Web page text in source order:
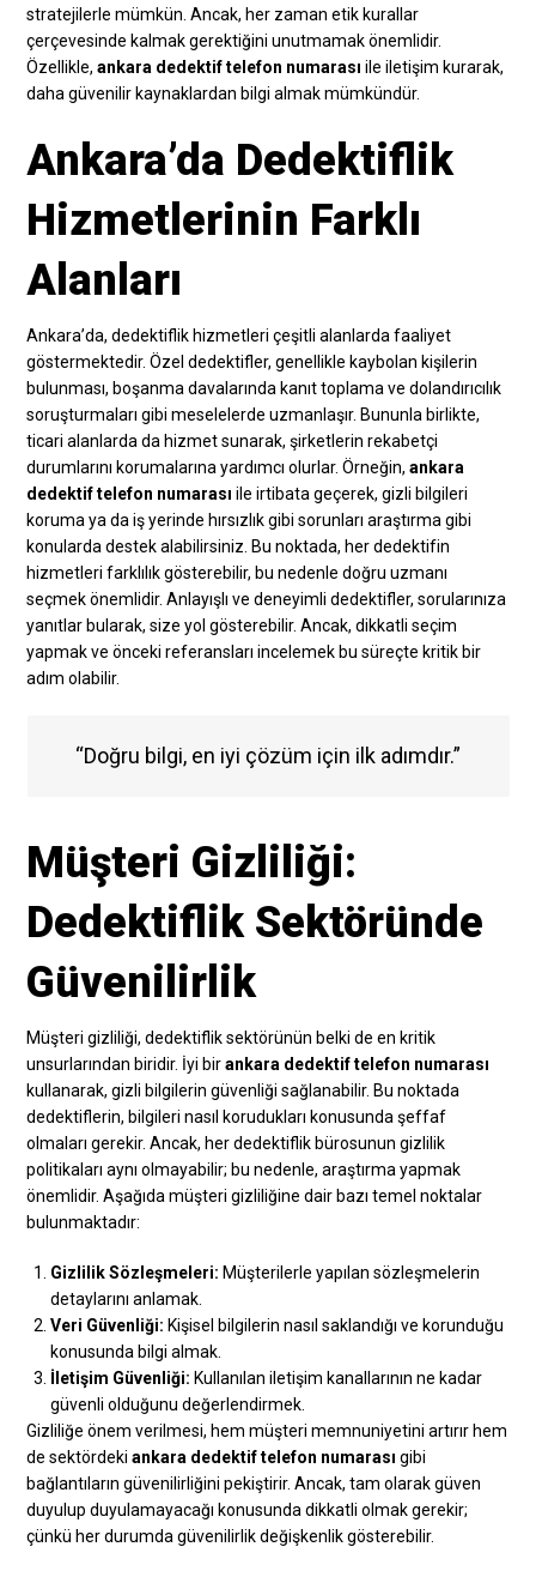
stratejilerle mümkün. Ancak, her zaman etik kurallar
çerçevesinde kalmak gerektiğini unutmamak önemlidir.
Özellikle,ankara dedektif telefon numarası ile iletişim kurarak,
daha güvenilir kaynaklardan bilgi almak mümkündür.
Ankara’da Dedektiflik
Hizmetlerinin Farklı
Alanları
Ankara’da, dedektiflik hizmetleri çeşitli alanlarda faaliyet
göstermektedir. Özel dedektifler, genellikle kaybolan kişilerin
bulunması, boşanma davalarında kanıt toplama ve dolandırıcılık
soruşturmaları gibi meselelerde uzmanlaşır. Bununla birlikte,
ticari alanlarda da hizmet sunarak, şirketlerin rekabetçi
durumlarını korumalarına yardımcı olurlar. Örneğin,ankara
dedektif telefon numarası ile irtibata geçerek, gizli bilgileri
koruma ya da iş yerinde hırsızlık gibi sorunları araştırma gibi
konularda destek alabilirsiniz. Bu noktada, her dedektifin
hizmetleri farklılık gösterebilir, bu nedenle doğru uzmanı
seçmek önemlidir. Anlayışlı ve deneyimli dedektifler, sorularınıza
yanıtlar bularak, size yol gösterebilir. Ancak, dikkatli seçim
yapmak ve önceki referansları incelemek bu süreçte kritik bir
adım olabilir.
“Doğru bilgi, en iyi çözüm için ilk adımdır.”
Müşteri Gizliliği:
Dedektiflik Sektöründe
Güvenilirlik
Müşteri gizliliği, dedektiflik sektörünün belki de en kritik
unsurlarından biridir. İyi birankara dedektif telefon numarası
kullanarak, gizli bilgilerin güvenliği sağlanabilir. Bu noktada
dedektiflerin, bilgileri nasıl korudukları konusunda şeffaf
olmaları gerekir. Ancak, her dedektiflik bürosunun gizlilik
politikaları aynı olmayabilir; bu nedenle, araştırma yapmak
önemlidir. Aşağıda müşteri gizliliğine dair bazı temel noktalar
bulunmaktadır:
Gizlilik Sözleşmeleri: Müşterilerle yapılan sözleşmelerin
detaylarını anlamak.
Veri Güvenliği: Kişisel bilgilerin nasıl saklandığı ve korunduğu
konusunda bilgi almak.
İletişim Güvenliği: Kullanılan iletişim kanallarının ne kadar
güvenli olduğunu değerlendirmek.
Gizliliğe önem verilmesi, hem müşteri memnuniyetini artırır hem
de sektördekiankara dedektif telefon numarası gibi
bağlantıların güvenilirliğini pekiştirir. Ancak, tam olarak güven
duyulup duyulamayacağı konusunda dikkatli olmak gerekir;
çünkü her durumda güvenilirlik değişkenlik gösterebilir.